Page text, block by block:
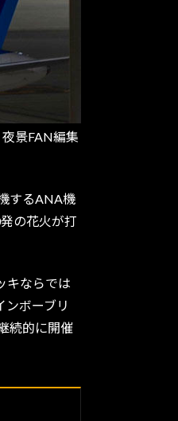
景FAN編集
するANA機
の花火が打
キならでは
ボーブリ
続的に開催